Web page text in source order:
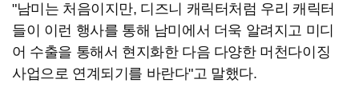
"남미는 처음이지만, 디즈니 캐릭터처럼 우리 캐릭터
들이 이런 행사를 통해 남미에서 더욱 알려지고 미디
어 수출을 통해서 현지화한 다음 다양한 머천다이징
사업으로 연계되기를 바란다"고 말했다.